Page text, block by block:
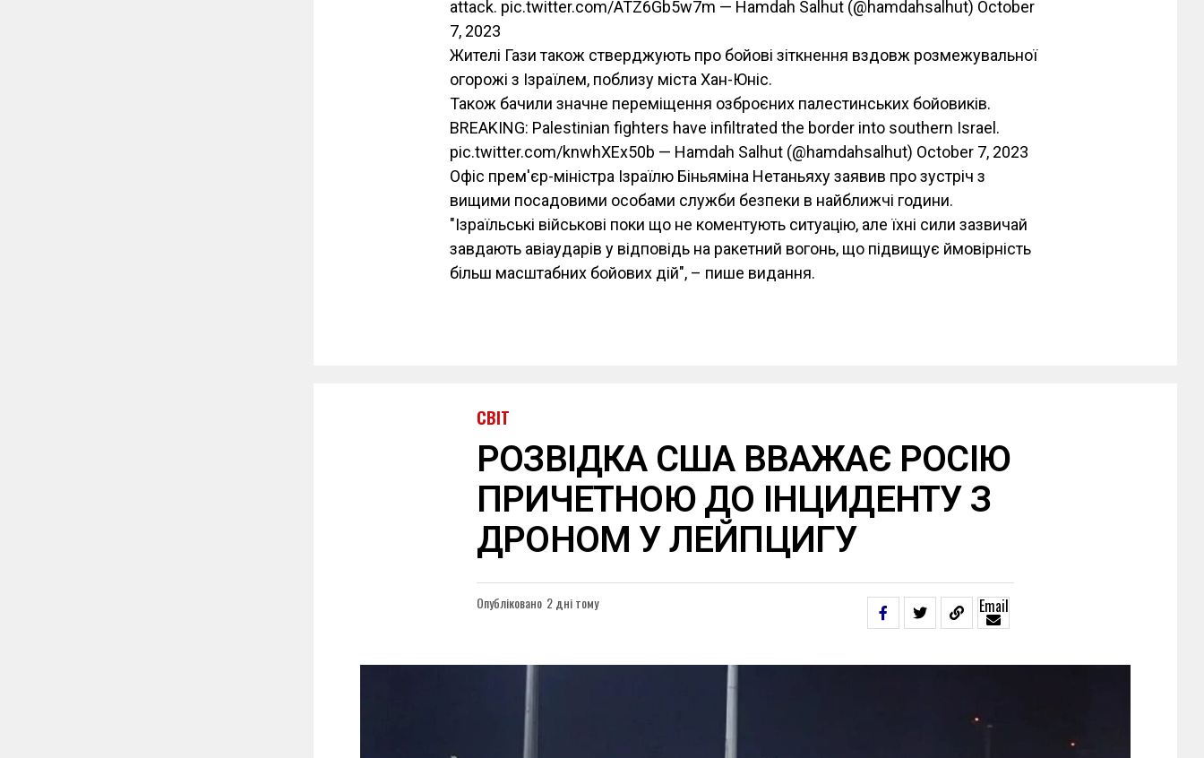
attack. pic.twitter.com/ATZ6Gb5w7m — Hamdah Salhut (@hamdahsalhut) October
7, 2023
Жителі Гази також стверджують про бойові зіткнення вздовж розмежувальної
огорожі з Ізраїлем, поблизу міста Хан-Юніс.
Також бачили значне переміщення озброєних палестинських бойовиків.
BREAKING: Palestinian fighters have infiltrated the border into southern Israel.
pic.twitter.com/knwhXEx50b — Hamdah Salhut (@hamdahsalhut) October 7, 2023
Офіс прем'єр-міністра Ізраїлю Біньяміна Нетаньяху заявив про зустріч з
вищими посадовими особами служби безпеки в найближчі години.
"Ізраїльські військові поки що не коментують ситуацію, але їхні сили зазвичай
завдають авіаударів у відповідь на ракетний вогонь, що підвищує ймовірність
більш масштабних бойових дій", – пише видання.
СВІТ
РОЗВІДКА США ВВАЖАЄ РОСІЮ
ПРИЧЕТНОЮ ДО ІНЦИДЕНТУ З
ДРОНОМ У ЛЕЙПЦИГУ
Опубліковано 2 дні тому Email